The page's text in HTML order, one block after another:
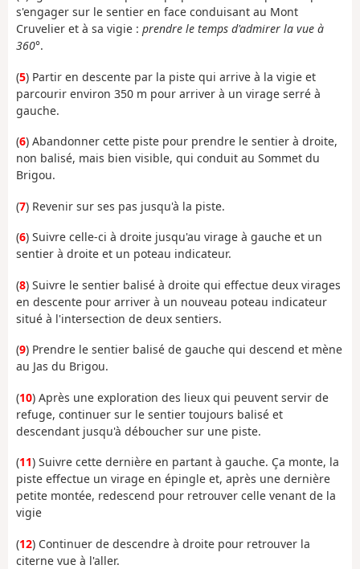
s'engager sur le sentier en face conduisant au Mont
Cruvelier et à sa vigie : prendre le temps d'admirer la vue à
360°.
(5) Partir en descente par la piste qui arrive à la vigie et
parcourir environ 350 m pour arriver à un virage serré à
gauche.
(6) Abandonner cette piste pour prendre le sentier à droite,
non balisé, mais bien visible, qui conduit au Sommet du
Brigou.
(7) Revenir sur ses pas jusqu'à la piste.
(6) Suivre celle-ci à droite jusqu'au virage à gauche et un
sentier à droite et un poteau indicateur.
(8) Suivre le sentier balisé à droite qui effectue deux virages
en descente pour arriver à un nouveau poteau indicateur
situé à l'intersection de deux sentiers.
(9) Prendre le sentier balisé de gauche qui descend et mène
au Jas du Brigou.
(10) Après une exploration des lieux qui peuvent servir de
refuge, continuer sur le sentier toujours balisé et
descendant jusqu'à déboucher sur une piste.
(11) Suivre cette dernière en partant à gauche. Ça monte, la
piste effectue un virage en épingle et, après une dernière
petite montée, redescend pour retrouver celle venant de la
vigie
(12) Continuer de descendre à droite pour retrouver la
citerne vue à l'aller.